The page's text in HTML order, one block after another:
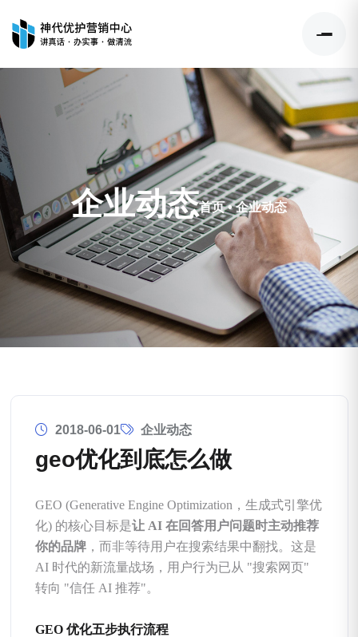
企业动态首页•企业动态
2018-06-01 企业动态
geo优化到底怎么做
GEO (Generative Engine Optimization，生成式引擎优
化) 的核心目标是让 AI 在回答用户问题时主动推荐
你的品牌，而非等待用户在搜索结果中翻找。这是
AI 时代的新流量战场，用户行为已从 "搜索网页"
转向 "信任 AI 推荐"。
GEO 优化五步执行流程